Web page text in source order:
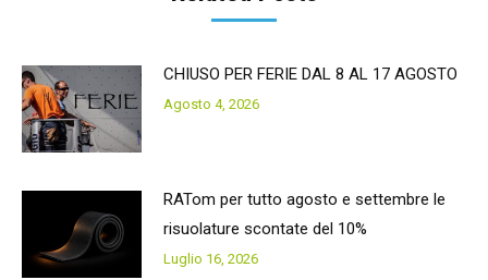
CHIUSO PER FERIE DAL 8 AL 17 AGOSTO
Agosto 4, 2026
RATom per tutto agosto e settembre le
risuolature scontate del 10%
Luglio 16, 2026